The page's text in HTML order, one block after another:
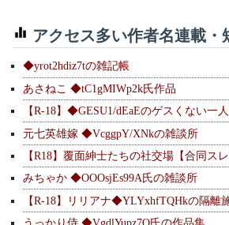
アクセス多い作者名連載・
◆yrot2hdiz7tの雑記帳
あさねこ ◆tC1gMIWp2k氏作品
【R-18】◆GESU1/dEaEのゲスくない一
元七英雄嫁 ◆VcggpY/XNkの雑談所
【R18】覆面紳士たちの社交場【合同スレ
みちゃか ◆OOOsjEs99A氏の雑談所
【R-18】リリアナ◆YLYxhfTQHkの隔離